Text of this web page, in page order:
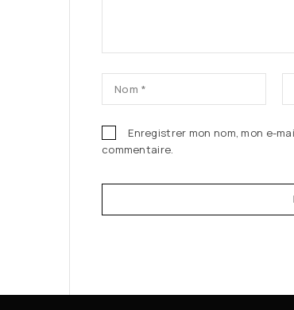
Enregistrer mon nom, mon e-
commentaire.